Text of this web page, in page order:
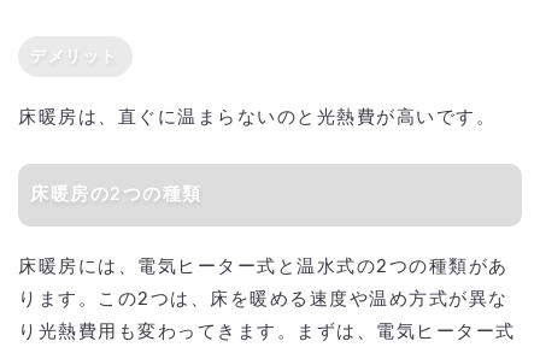
デメリット
床暖房は、直ぐに温まらないのと光熱費が高いです。
床暖房の2つの種類
床暖房には、電気ヒーター式と温水式の2つの種類があ
ります。この2つは、床を暖める速度や温め方式が異な
り光熱費用も変わってきます。まずは、電気ヒーター式